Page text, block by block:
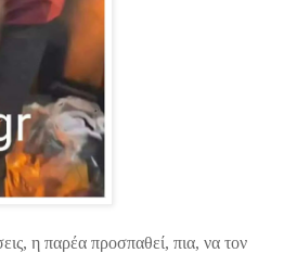
η παρέα προσπαθεί, πια, να τον